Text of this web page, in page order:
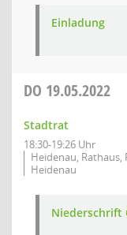
Einladung
DO 19.05.2022
Stadtrat
18:30-19:26 Uhr
Heidenau, Rathaus,
Heidenau
Niederschrift